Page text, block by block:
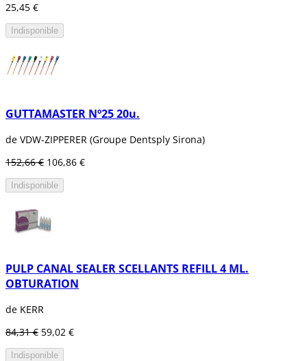
25,45 €
Indisponible
GUTTAMASTER Nº25 20u.
de VDW-ZIPPERER (Groupe Dentsply Sirona)
152,66 € 106,86 €
Indisponible
PULP CANAL SEALER SCELLANTS REFILL 4 ML.
OBTURATION
de KERR
84,31 € 59,02 €
Indisponible